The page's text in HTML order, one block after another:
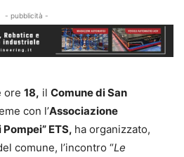
- pubblicità -
ore 18, il Comune di San
con l’Associazione
ETS, ha organizzato,
comune, l’incontro “Le